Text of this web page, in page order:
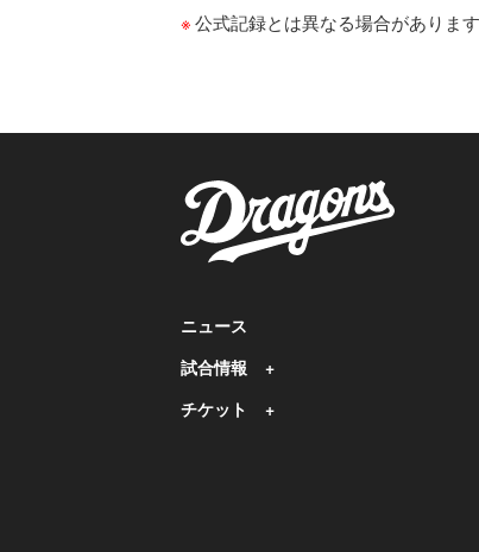
公式記録とは異なる場合がありま
ニュース
試合情報
チケット